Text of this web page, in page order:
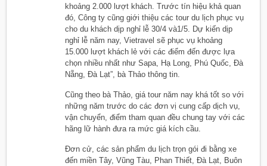
khoảng 2.000 lượt khách. Trước tín hiệu khả quan
đó, Công ty cũng giới thiệu các tour du lịch phục vụ
cho du khách dịp nghỉ lễ 30/4 và1/5. Dự kiến dịp
nghỉ lễ năm nay, Vietravel sẽ phục vụ khoảng
15.000 lượt khách lẻ với các điểm đến được lựa
chọn nhiều nhất như Sapa, Hạ Long, Phú Quốc, Đà
Nẵng, Đà Lạt”, bà Thảo thông tin.
Cũng theo bà Thảo, giá tour năm nay khá tốt so với
những năm trước do các đơn vị cung cấp dịch vụ,
vận chuyển, điểm tham quan đều chung tay với các
hãng lữ hành đưa ra mức giá kích cầu.
Đơn cử, các sản phẩm du lịch trọn gói đi bằng xe
đến miền Tây, Vũng Tàu, Phan Thiết, Đà Lạt, Buôn